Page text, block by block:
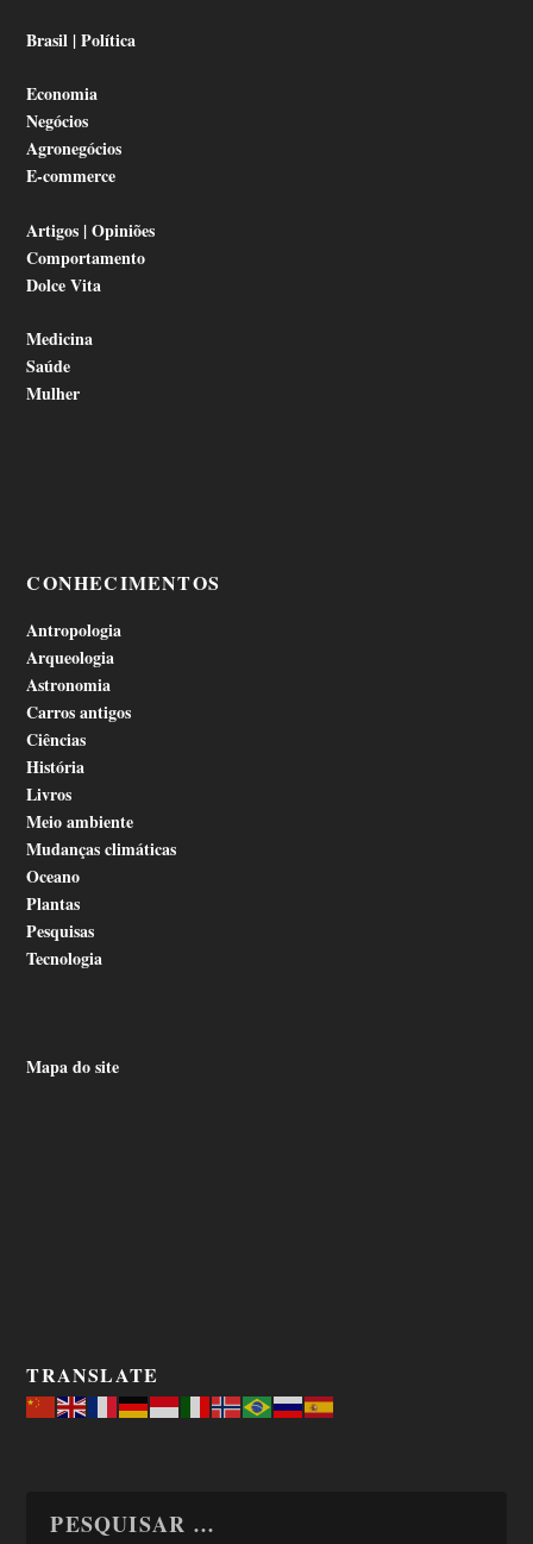
Brasil | Política
Economia
Negócios
Agronegócios
E-commerce
Artigos | Opiniões
Comportamento
Dolce Vita
Medicina
Saúde
Mulher
CONHECIMENTOS
Antropologia
Arqueologia
Astronomia
Carros antigos
Ciências
História
Livros
Meio ambiente
Mudanças climáticas
Oceano
Plantas
Pesquisas
Tecnologia
Mapa do site
TRANSLATE